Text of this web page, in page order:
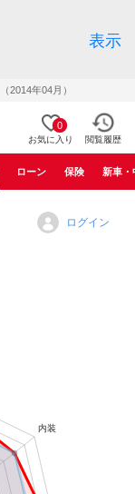
表示
2014年04月）
0
お気に入り 閲覧履歴
ローン 保険 新車・
ログイン